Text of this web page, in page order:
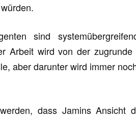
sind
Arbeit wird von der
aber darunter wird immer
dass Jamins Ansicht